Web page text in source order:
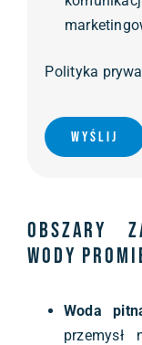
Polityka
Wyślij
Obszary
wody
Woda
przemysł